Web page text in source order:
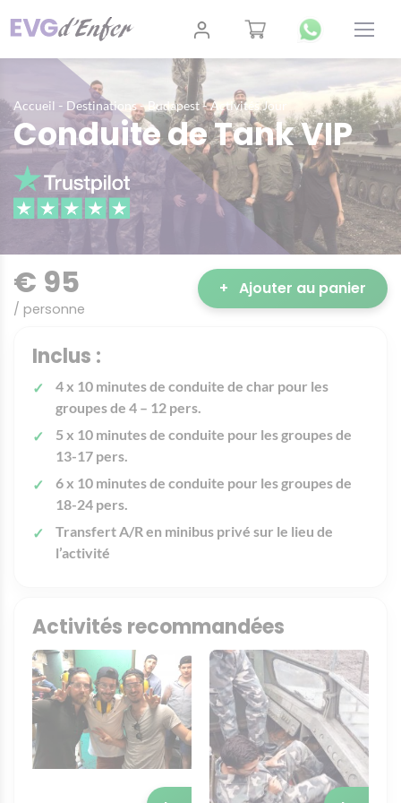
Accueil - Destinations- Budapest-Activités Jour
Conduite de Tank VIP
€ 95
/ personne
+ Ajouter au panier
Inclus :
4 x 10 minutes de conduite de char pour les
groupes de 4 – 12 pers.
5 x 10 minutes de conduite pour les groupes de
13-17 pers.
6 x 10 minutes de conduite pour les groupes de
18-24 pers.
Transfert A/R en minibus privé sur le lieu de
l’activité
Activités recommandées